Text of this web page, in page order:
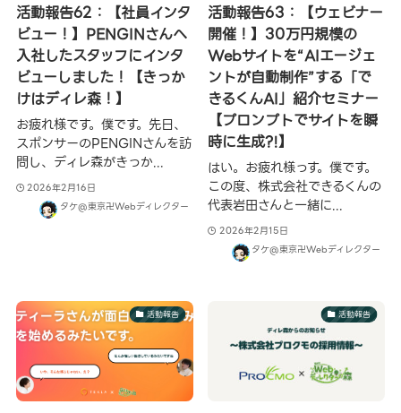
活動報告62：【社員インタ
ビュー！】PENGINさんへ
入社したスタッフにインタ
ビューしました！【きっか
けはディレ森！】
お疲れ様です。僕です。先日、
スポンサーのPENGINさんを訪
問し、ディレ森がきっか...
2026年2月16日
タケ@東京卍Webディレクター
活動報告63：【ウェビナー
開催！】30万円規模の
Webサイトを“AIエージェ
ントが自動制作”する「で
きるくんAI」紹介セミナー
【プロンプトでサイトを瞬
時に生成?!】
はい。お疲れ様っす。僕です。
この度、株式会社できるくんの
代表岩田さんと一緒に...
2026年2月15日
タケ@東京卍Webディレクター
活動報告 活動報告